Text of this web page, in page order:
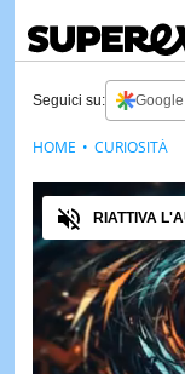
Seguici su:
Audio
RIATTIVA
HOME CURIOSITÀ